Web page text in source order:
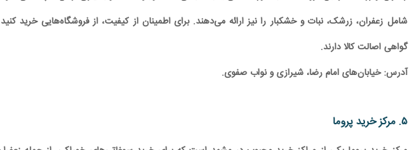
شامل زعفران، زرشک، نبات و خشکبار را نیز ارائه می‌دهند. برای اطمینان از کیفیت، از فروشگاه‌هایی خرید
گواهی اصالت کالا دارند.
آدرس: خیابان‌های امام رضا، شیرازی و نواب صفوی.
۵. مرکز خرید پروما